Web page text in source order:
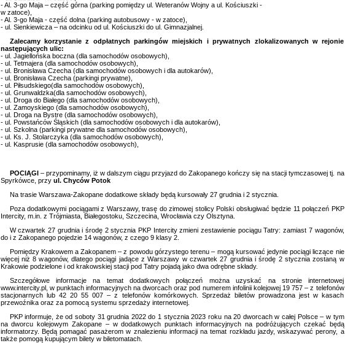
- Al. 3-go Maja – część górna (parking pomiędzy ul. Weteranów Wojny a ul. Kościuszki -
w zatoce),
- Al. 3-go Maja - część dolna (parking autobusowy - w zatoce),
- ul. Sienkiewicza – na odcinku od ul. Kościuszki do ul. Gimnazjalnej.
Zalecamy korzystanie z odpłatnych parkingów miejskich i prywatnych zlokalizowanych w rejonie
następujących ulic:
- ul. Jagiellońska boczna (dla samochodów osobowych),
- ul. Tetmajera (dla samochodów osobowych),
- ul. Bronisława Czecha (dla samochodów osobowych i dla autokarów),
- ul. Bronisława Czecha (parkingi prywatne),
- ul. Piłsudskiego(dla samochodów osobowych),
- ul. Grunwaldzka(dla samochodów osobowych),
- ul. Droga do Białego (dla samochodów osobowych),
- ul. Zamoyskiego (dla samochodów osobowych),
- ul. Droga na Bystre (dla samochodów osobowych),
- ul. Powstańców Śląskich (dla samochodów osobowych i dla autokarów),
- ul. Szkolna (parkingi prywatne dla samochodów osobowych),
- ul. Ks. J. Stolarczyka (dla samochodów osobowych),
- ul. Kasprusie (dla samochodów osobowych),
POCIĄGI– przypominamy, iż w dalszym ciągu przyjazd do Zakopanego kończy się na stacji tymczasowej tj. na
Spyrkówce, przy ul. Chyców Potok
Na trasie Warszawa-Zakopane dodatkowe składy będą kursowały 27 grudnia i 2 stycznia.
Poza dodatkowymi pociągami z Warszawy, trasę do zimowej stolicy Polski obsługiwać będzie 11 połączeń PKP
Intercity, m.in. z Trójmiasta, Białegostoku, Szczecina, Wrocławia czy Olsztyna.
W czwartek 27 grudnia i środę 2 stycznia PKP Intercity zmieni zestawienie pociągu Tatry: zamiast 7 wagonów,
do i z Zakopanego pojedzie 14 wagonów, z czego 9 klasy 2.
Pomiędzy Krakowem a Zakopanem – z powodu górzystego terenu – mogą kursować jedynie pociągi liczące nie
więcej niż 8 wagonów, dlatego pociągi jadące z Warszawy w czwartek 27 grudnia i środę 2 stycznia zostaną w
Krakowie podzielone i od krakowskiej stacji pod Tatry pojadą jako dwa odrębne składy.
Szczegółowe informacje na temat dodatkowych połączeń można uzyskać na stronie internetowej
www.intercity.pl, w punktach informacyjnych na dworcach oraz pod numerem infolinii kolejowej 19 757 – z telefonów
stacjonarnych lub 42 20 55 007 – z telefonów komórkowych. Sprzedaż biletów prowadzona jest w kasach
przewoźnika oraz za pomocą systemu sprzedaży internetowej.
PKP informuje, że od soboty 31 grudnia 2022 do 1 stycznia 2023 roku na 20 dworcach w całej Polsce – w tym
na dworcu kolejowym Zakopane – w dodatkowych punktach informacyjnych na podróżujących czekać będą
informatorzy. Będą pomagać pasażerom w znalezieniu informacji na temat rozkładu jazdy, wskazywać perony, a
także pomogą kupującym bilety w biletomatach.